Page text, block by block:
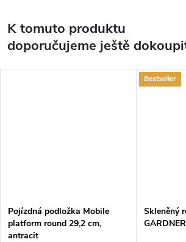
K tomuto produktu
doporučujeme ještě
Pojízdná podložka Mobile
platform round 29,2 cm,
antracit
Bestseller
Skleněný